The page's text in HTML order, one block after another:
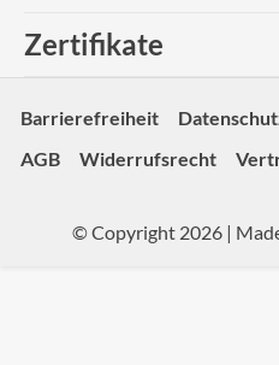
Zertifikate
Barrierefreiheit
AGB
Widerrufsrecht
© Copyright 2026 |